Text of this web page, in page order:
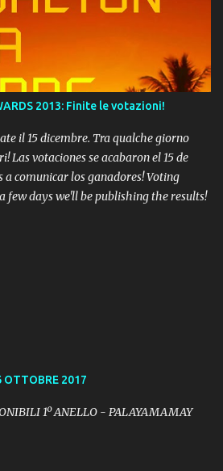
2013: Finite le votazioni!
il 15 dicembre. Tra qualche giorno
Las votaciones se acabaron el 15 de
a comunicar los ganadores! Voting
few days we'll be publishing the results!
2017
1º ANELLO - PALAYAMAMAY